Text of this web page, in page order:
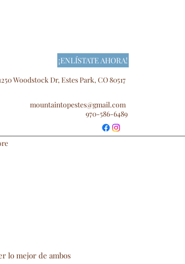
¡ENLÍSTATE AHORA!
Woodstock Dr, Estes Park, CO 80517
mountaintopestes@gmail.com
970-586-6489
lo mejor de ambos